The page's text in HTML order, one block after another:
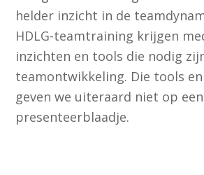
helder inzicht in de
HDLG-teamtraining krijgen
inzichten en tools die nodig
teamontwikkeling. Die tools
geven we uiteraard niet op een
presenteerblaadje.